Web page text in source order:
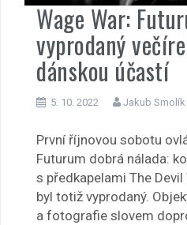
Wage War:
vyprodaný
dánskou účastí
5. 10. 2022 Jakub Smolík
První říjnovou sobotu
Futurum dobrá nálada:
s předkapelami The
byl totiž vyprodaný.
a fotografie slovem